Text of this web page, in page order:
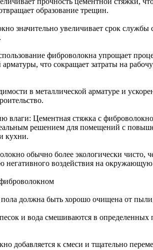
образование трещин.
значительно увеличивает срок службы
фиброволокна упрощает
что сокращает затраты на
в металлической арматуре и
влаги: Цементная стяжка с
решением для помещений с
кухни.
обычно более экологически чисто,
негативного воздействия на окружающую
должна быть хорошо очищена от
и вода смешиваются в определенных
добавляется к смеси и тщательно